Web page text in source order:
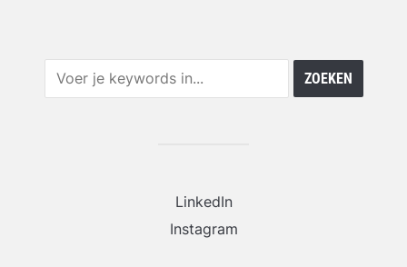
LinkedIn
Instagram